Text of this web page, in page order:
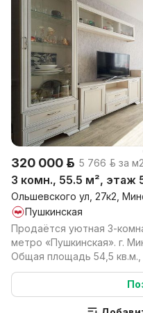
320 000 р. 5 766 р. за м2
3 комн., 55.5 м², этаж
Ольшевского ул, 27к2,
Пушкинская
Продаётся уютная 3-
метро «Пушкинская». г.
Общая площадь 54,5